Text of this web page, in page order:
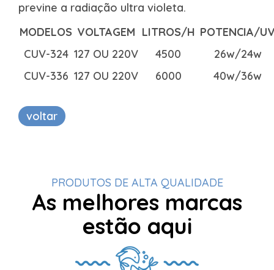
previne a radiação ultra violeta.
MODELOS VOLTAGEM LITROS/H POTENCIA/
CUV-324 127 OU 220V 4500
26w/24w
CUV-336 127 OU 220V 6000 40w/36w
voltar
PRODUTOS DE ALTA QUALIDADE
As melhores marcas
estão aqui